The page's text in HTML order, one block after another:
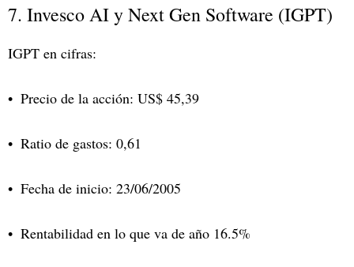
7. Invesco AI y Next Gen Software (IGPT)
IGPT en cifras:
Precio de la acción: US$ 45,39
Ratio de gastos: 0,61
Fecha de inicio: 23/06/2005
Rentabilidad en lo que va de año 16.5%